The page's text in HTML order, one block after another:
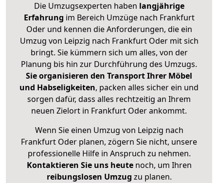
Die Umzugsexperten haben langjährige
Erfahrung im Bereich Umzüge nach Frankfurt
Oder und kennen die Anforderungen, die ein
Umzug von Leipzig nach Frankfurt Oder mit sich
bringt. Sie kümmern sich um alles, von der
Planung bis hin zur Durchführung des Umzugs.
Sie organisieren den Transport Ihrer Möbel
und Habseligkeiten, packen alles sicher ein und
sorgen dafür, dass alles rechtzeitig an Ihrem
neuen Zielort in Frankfurt Oder ankommt.
Wenn Sie einen Umzug von Leipzig nach
Frankfurt Oder planen, zögern Sie nicht, unsere
professionelle Hilfe in Anspruch zu nehmen.
Kontaktieren Sie uns heutenoch, um Ihren
reibungslosen Umzug zu planen.